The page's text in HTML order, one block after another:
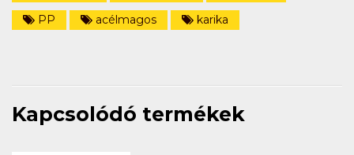
PP
acélmagos karika
Kapcsolódó termékek